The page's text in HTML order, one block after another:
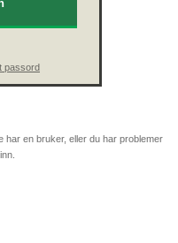
passord
har en bruker, eller du har problemer